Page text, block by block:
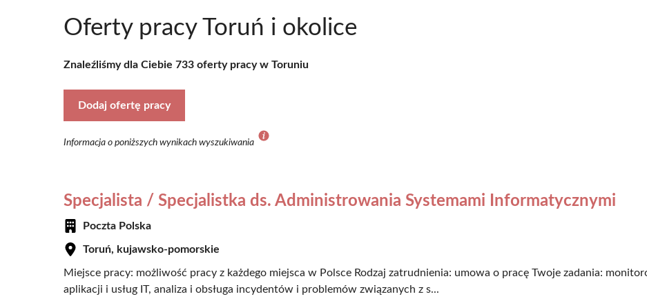
Oferty pracy Toruń i okolice
Znaleźliśmy dla Ciebie 733 oferty pracy w Toruniu
Dodaj ofertę pracy
Informacja o poniższych wynikach wyszukiwania
Specjalista / Specjalistka ds. Administrowania Systemami Informatycznymi
Poczta Polska
Toruń, kujawsko-pomorskie
Miejsce pracy: możliwość pracy z każdego miejsca w Polsce​ Rodzaj zatrudnienia: umowa o pracę Twoje zadania:
aplikacji i usług IT, analiza i obsługa incydentów i problemów związanych z s...